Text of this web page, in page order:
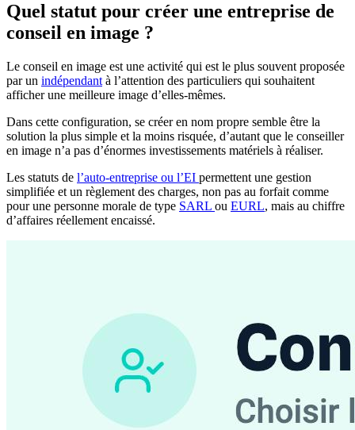
Quel statut pour créer une entreprise de
conseil en image ?
Le conseil en image est une activité qui est le plus souvent proposée
par un indépendant à l’attention des particuliers qui souhaitent
afficher une meilleure image d’elles-mêmes.
Dans cette configuration, se créer en nom propre semble être la
solution la plus simple et la moins risquée, d’autant que le conseiller
en image n’a pas d’énormes investissements matériels à réaliser.
Les statuts de l’auto-entreprise ou l’EI permettent une gestion
simplifiée et un règlement des charges, non pas au forfait comme
pour une personne morale de type SARL ou EURL, mais au chiffre
d’affaires réellement encaissé.